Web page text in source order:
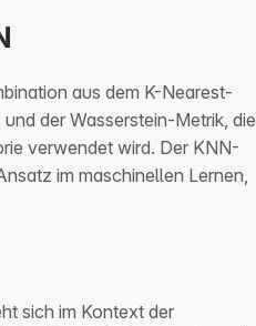
aus dem K-Nearest-
der Wasserstein-Metrik, die
verwendet wird. Der KNN-
im maschinellen Lernen,
sich im Kontext der